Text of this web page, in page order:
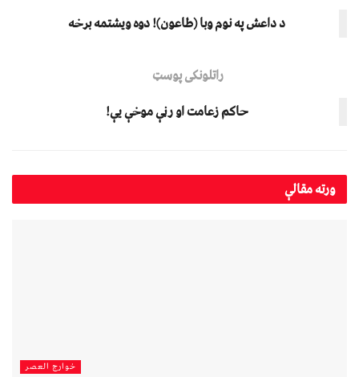
د داعش په نوم وبا (طاعون)! دوه ویشتمه برخه
راتلونکی پوسټ
حاکم زعامت او رڼې موخې یې!
ورتهمقالې
خوارج العصر